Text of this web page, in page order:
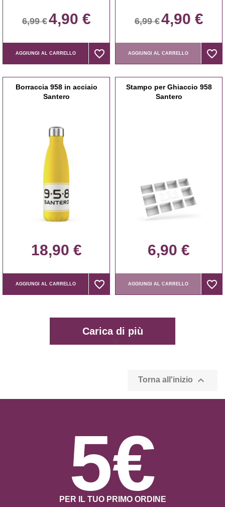
6,99 €4,90 €
AGGIUNGI AL CARRELLO favorite_border
favorite_border
6,99 €4,90 €
AGGIUNGI AL CARRELLO favorite_border
favorite_border
Borraccia 958 in acciaio
Santero
18,90 €
AGGIUNGI AL CARRELLO favorite_border
favorite_border
Stampo per Ghiaccio 958
Santero
6,90 €
AGGIUNGI AL CARRELLO favorite_border
favorite_border
Carica di più
Torna all'inizio 
5€
PER IL TUO PRIMO ORDINE